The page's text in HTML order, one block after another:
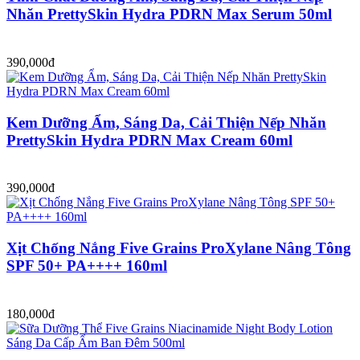
Nhăn PrettySkin Hydra PDRN Max Serum 50ml
390,000đ
Kem Dưỡng Ẩm, Sáng Da, Cải Thiện Nếp Nhăn
PrettySkin Hydra PDRN Max Cream 60ml
390,000đ
Xịt Chống Nắng Five Grains ProXylane Nâng Tông
SPF 50+ PA++++ 160ml
180,000đ